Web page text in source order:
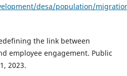
desa/population/
the link between
employee engagement. Public
2023.